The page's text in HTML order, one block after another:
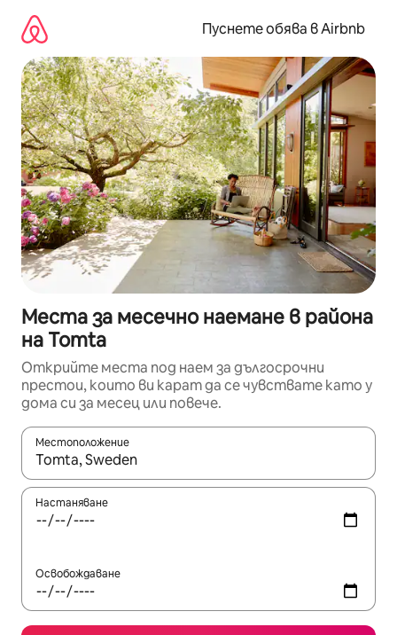
съдържанието
Пуснете обява в Airbnb
Места за месечно наемане в района
на Tomta
Открийте места под наем за дългосрочни
престои, които ви карат да се чувствате като у
дома си за месец или повече.
Местоположение
Когато резултатите се покажат, използвайте
Настаняване
Освобождаване